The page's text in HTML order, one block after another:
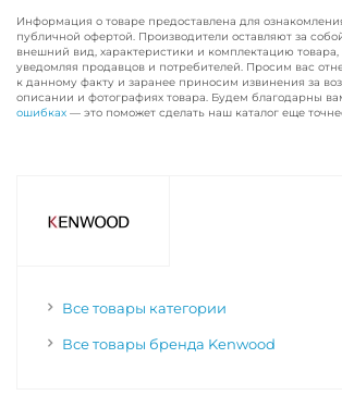
Информация о товаре предоставлена для
публичной офертой. Производители оставляют за
внешний вид, характеристики и комплектацию
уведомляя продавцов и потребителей. Просим вас
к данному факту и заранее приносим извинения за
описании и фотографиях товара. Будем благодарны
ошибках — это поможет сделать наш каталог еще
Все товары категории
Все товары бренда Kenwood